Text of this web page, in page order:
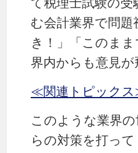
て税理士試験の
む会計業界で問
き！」「このま
界内からも意見
≪関連トピックス
このような業界
らの対策を打っ